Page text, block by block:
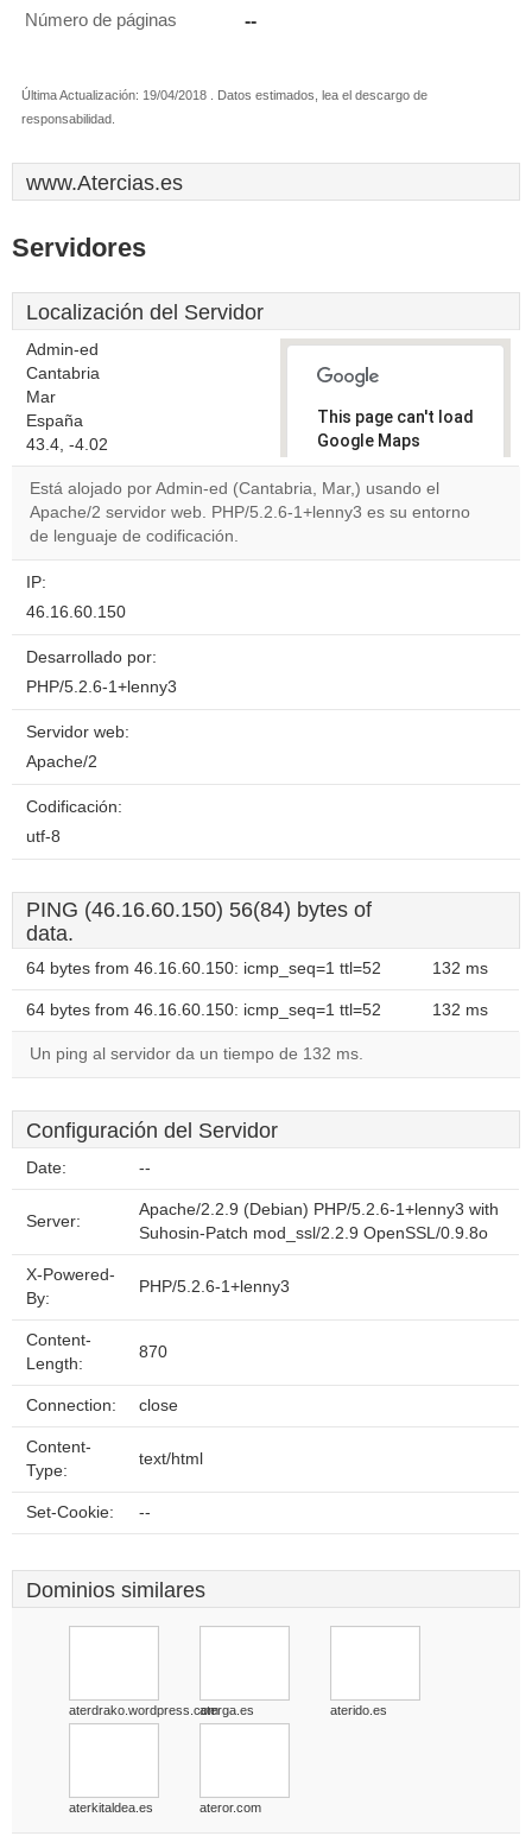
Número de páginas --
Última Actualización: 19/04/2018 . Datos estimados, lea el descargo de
responsabilidad.
www.Atercias.es
Servidores
Localización del Servidor
Admin-ed
Cantabria
Mar
España
43.4, -4.02
This page can't load
Google Maps
correctly.
Do you
Está alojado por Admin-ed (Cantabria, Mar,) usando el
Apache/2 servidor web. PHP/5.2.6-1+lenny3 es su entorno
de lenguaje de codificación.
IP:
46.16.60.150
Desarrollado por:
PHP/5.2.6-1+lenny3
Servidor web:
Apache/2
Codificación:
utf-8
PING (46.16.60.150) 56(84) bytes of
data.
64 bytes from 46.16.60.150: icmp_seq=1 ttl=52 132 ms
64 bytes from 46.16.60.150: icmp_seq=1 ttl=52 132 ms
Un ping al servidor da un tiempo de 132 ms.
Configuración del Servidor
Date: --
Server:
Apache/2.2.9 (Debian) PHP/5.2.6-1+lenny3 with
Suhosin-Patch mod_ssl/2.2.9 OpenSSL/0.9.8o
X-Powered-
By:
PHP/5.2.6-1+lenny3
Content-
Length:
870
Connection: close
Content-
Type:
text/html
Set-Cookie: --
Dominios similares
aterdrako.wordpress.comaterga.es aterido.es
aterkitaldea.es ateror.com